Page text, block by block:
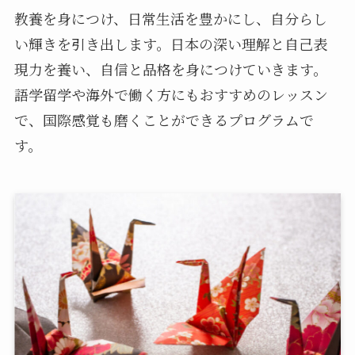
教養を身につけ、日常生活を豊かにし、自分らし
い輝きを引き出します。日本の深い理解と自己表
現力を養い、自信と品格を身につけていきます。
語学留学や海外で働く方にもおすすめのレッスン
で、国際感覚も磨くことができるプログラムで
す。